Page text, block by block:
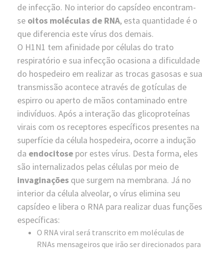
de infecção. No interior do capsídeo encontram-
se oitos moléculas de RNA, esta quantidade é o
que diferencia este vírus dos demais.
O H1N1 tem afinidade por células do trato
respiratório e sua infecção ocasiona a dificuldade
do hospedeiro em realizar as trocas gasosas e sua
transmissão acontece através de gotículas de
espirro ou aperto de mãos contaminado entre
indivíduos. Após a interação das glicoproteínas
virais com os receptores específicos presentes na
superfície da célula hospedeira, ocorre a indução
da endocitose por estes vírus. Desta forma, eles
são internalizados pelas células por meio de
invaginações que surgem na membrana. Já no
interior da célula alveolar, o vírus elimina seu
capsídeo e libera o RNA para realizar duas funções
específicas:
O RNA viral será transcrito em moléculas de
RNAs mensageiros que irão ser direcionados para